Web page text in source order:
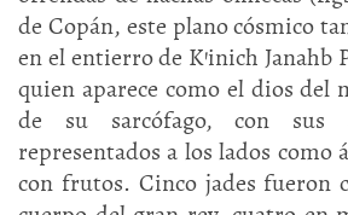
de Copán, este plano cósmico
en el entierro de K’inich Janahb
quien aparece como el dios del
de su sarcófago, con sus
representados a los lados como
con frutos. Cinco jades fueron